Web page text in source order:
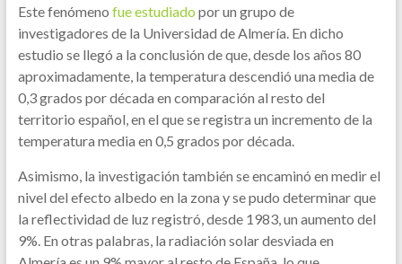
Este fenómeno fue estudiado por un grupo de
investigadores de la Universidad de Almería. En dicho
estudio se llegó a la conclusión de que, desde los años 80
aproximadamente, la temperatura descendió una media de
0,3 grados por década en comparación al resto del
territorio español, en el que se registra un incremento de la
temperatura media en 0,5 grados por década.
Asimismo, la investigación también se encaminó en medir el
nivel del efecto albedo en la zona y se pudo determinar que
la reflectividad de luz registró, desde 1983, un aumento del
9%. En otras palabras, la radiación solar desviada en